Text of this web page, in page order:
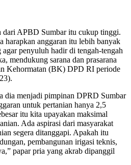
dari APBD Sumbar itu cukup tinggi.
harapkan anggaran itu lebih banyak
penyuluh hadir di tengah-tengah
mendukung sarana dan prasarana
Kehormatan (BK) DPD RI periode
dia menjadi pimpinan DPRD Sumbar
untuk pertanian hanya 2,5
itu kita upayakan maksimal
Ada aspirasi dari masyarakat
segera ditanggapi. Apakah itu
pembangunan irigasi teknis,
papar pria yang akrab dipanggil